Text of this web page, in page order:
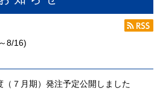
8/16)
７月期）発注予定公開しました